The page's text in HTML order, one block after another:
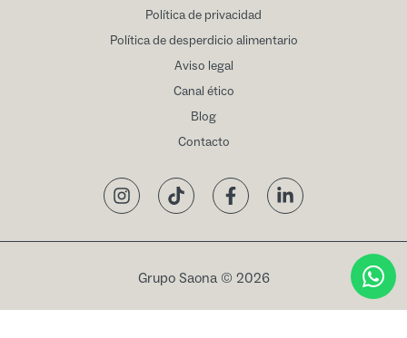
Política de privacidad
Política de desperdicio alimentario
Aviso legal
Canal ético
Blog
Contacto
InstagramTikTok FacebookLinkedIn
Grupo Saona © 2026